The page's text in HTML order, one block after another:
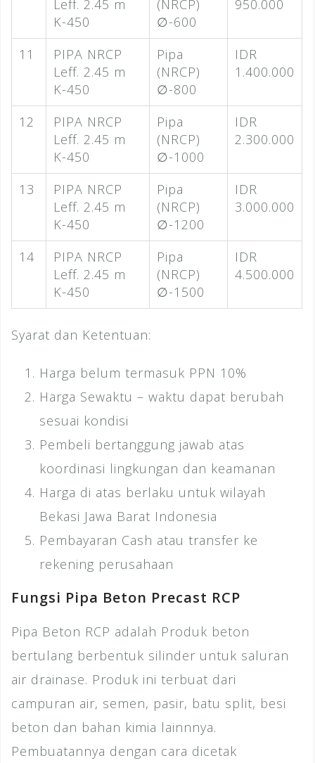
Leff. 2.45 m
K-450
(NRCP)
∅-600
950.000
11
PIPA NRCP
Leff. 2.45 m
K-450
Pipa
(NRCP)
∅-800
IDR
1.400.000
12
PIPA NRCP
Leff. 2.45 m
K-450
Pipa
(NRCP)
∅-1000
IDR
2.300.000
13
PIPA NRCP
Leff. 2.45 m
K-450
Pipa
(NRCP)
∅-1200
IDR
3.000.000
14
PIPA NRCP
Leff. 2.45 m
K-450
Pipa
(NRCP)
∅-1500
IDR
4.500.000
Syarat dan Ketentuan:
Harga belum termasuk PPN 10%
Harga Sewaktu – waktu dapat berubah
sesuai kondisi
Pembeli bertanggung jawab atas
koordinasi lingkungan dan keamanan
Harga di atas berlaku untuk wilayah
Bekasi Jawa Barat Indonesia
Pembayaran Cash atau transfer ke
rekening perusahaan
Fungsi Pipa Beton Precast RCP
Pipa Beton RCP adalah Produk beton
bertulang berbentuk silinder untuk saluran
air drainase. Produk ini terbuat dari
campuran air, semen, pasir, batu split, besi
beton dan bahan kimia lainnnya.
Pembuatannya dengan cara dicetak